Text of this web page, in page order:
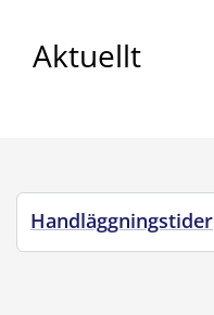
Aktuellt
Handläggningstider